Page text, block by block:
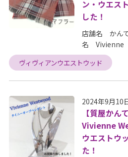
ン・ウエス
した！
店舗名 かん
名
ヴィヴィアンウエストウッド
2024年9月10
【質屋かん
Vivienne
ウエストウ
た！